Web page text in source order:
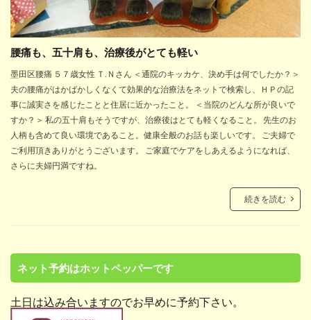
腰痛も、五十肩も、治療後がとても軽い
墨田区腰痛 ５７歳女性 Ｔ.Ｎさん ＜通院のキッカケ、決め手は何でしたか？＞
夫の腰痛がはかばかしくなくて効果的な治療法をネットで検索し、ＨＰの記
事に誠実さを感じたことと住居に近かったこと。 ＜当院のどんな所が良いで
すか？＞ 私の五十肩もそうですが、治療後はとても軽くなること。 先生のお
人柄も含めて良い環境であること。健康全般のお話も楽しいです。 ご夫婦で
ご利用頂きありがとうございます。 ご家庭でケアをしあえるようになれば、
さらに夫婦円満ですね。
続きを読む
ネット予約はホットペッパーです
土日は込み合いますのでお早めに予約下さい。